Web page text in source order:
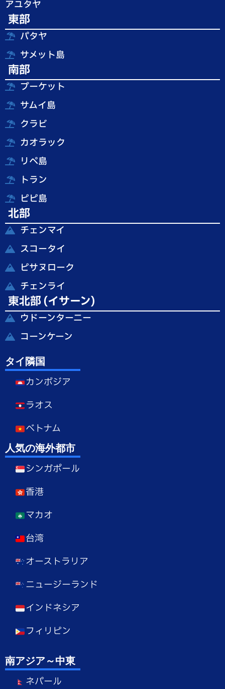
アユタヤ
東部
パタヤ
サメット島
南部
プーケット
サムイ島
クラビ
カオラック
リペ島
トラン
ピピ島
北部
チェンマイ
スコータイ
ピサヌローク
チェンライ
東北部 (イサーン)
ウドーンターニー
コーンケーン
タイ隣国
カンボジア
ラオス
ベトナム
人気の海外都市
シンガポール
香港
マカオ
台湾
オーストラリア
ニュージーランド
インドネシア
フィリピン
南アジア～中東
ネパール